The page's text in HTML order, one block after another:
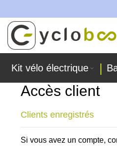
batteries sont fabriquées
Allez
au
contenu
Kit vélo électrique
Accès client
Clients enregistrés
Si vous avez un compte,